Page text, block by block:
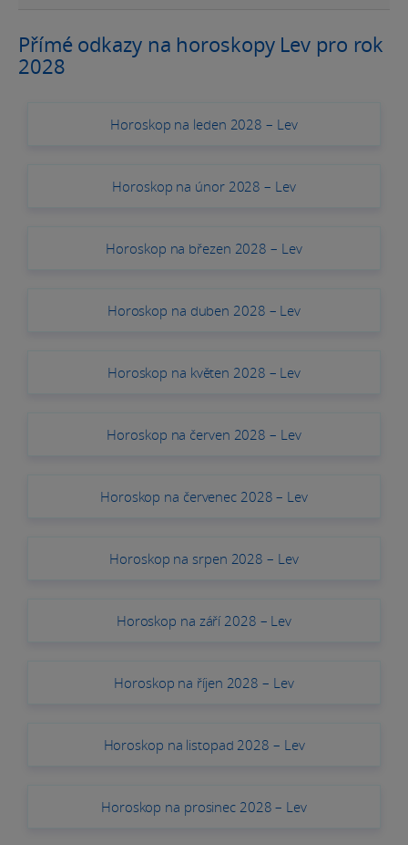
Přímé odkazy na horoskopy Lev pro rok
2028
Horoskop na leden 2028 – Lev
Horoskop na únor 2028 – Lev
Horoskop na březen 2028 – Lev
Horoskop na duben 2028 – Lev
Horoskop na květen 2028 – Lev
Horoskop na červen 2028 – Lev
Horoskop na červenec 2028 – Lev
Horoskop na srpen 2028 – Lev
Horoskop na září 2028 – Lev
Horoskop na říjen 2028 – Lev
Horoskop na listopad 2028 – Lev
Horoskop na prosinec 2028 – Lev